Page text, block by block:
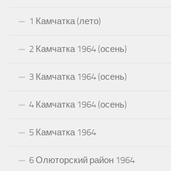
1 Камчатка (лето)
2 Камчатка 1964 (осень)
3 Камчатка 1964 (осень)
4 Камчатка 1964 (осень)
5 Камчатка 1964
6 Олюторский район 1964